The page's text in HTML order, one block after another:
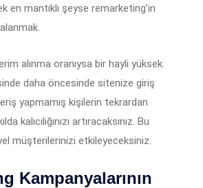
en mantıklı şeyse remarketing’in
alınma oranıysa bir hayli yüksek.
daha öncesinde sitenize giriş
yapmamış kişilerin tekrardan
kalıcılığınızı artıracaksınız. Bu
müşterilerinizi etkileyeceksiniz.
Kampanyalarının